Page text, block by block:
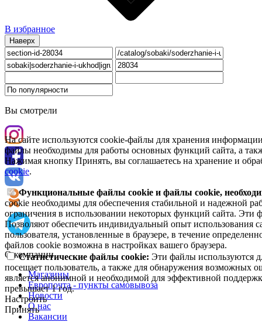
В избранное
Наверх
Вы смотрели
На сайте используются cookie-файлы для хранения
файлы необходимы для работы основных функций сайта, а
Нажимая кнопку Принять, вы соглашаетесь на хранение и
cookie.
Функциональные файлы cookie и файлы cookie,
cookie необходимы для обеспечения стабильной и надежной
ограничения в использовании некоторых функций сайта. Эти
Позволяют обеспечить индивидуальный опыт использования
пользователя, установленные в браузере, в течение
файлов cookie возможна в настройках вашего браузера.
Статистические файлы cookie: Эти файлы используются
посещает пользователь, а также для обнаружения возможных
является анонимной и необходимой для эффективной
превышает 1 год.
Настроить
Принять
О компании
Магазины
Европочта - пункты самовывоза
Новости
О нас
Вакансии